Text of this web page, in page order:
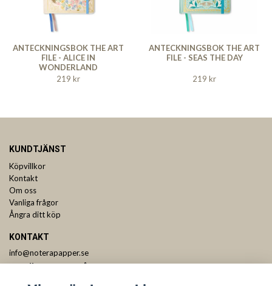
ANTECKNINGSBOK THE ART
FILE - ALICE IN
WONDERLAND
219 kr
ANTECKNINGSBOK THE ART
FILE - SEAS THE DAY
219 kr
KUNDTJÄNST
Köpvillkor
Kontakt
Om oss
Vanliga frågor
Ångra ditt köp
KONTAKT
info@noterapapper.se